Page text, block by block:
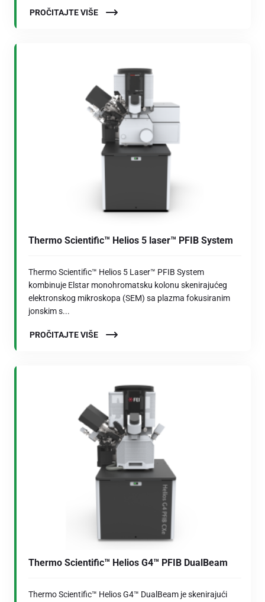
PROČITAJTE VIŠE
Thermo Scientific™ Helios 5 laser™ PFIB System
Thermo Scientific™ Helios 5 Laser™ PFIB System
kombinuje Elstar monohromatsku kolonu skenirajućeg
elektronskog mikroskopa (SEM) sa plazma fokusiranim
jonskim s...
PROČITAJTE VIŠE
Thermo Scientific™ Helios G4™ PFIB DualBeam
Thermo Scientific™ Helios G4™ DualBeam je skenirajući